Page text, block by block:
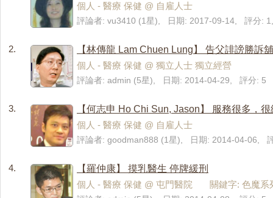
個人 - 醫療 保健 @ 自雇人士
評論者: vu3410 (1星), 日期: 2017-09-14, 評分:
2.
【林傳龍 Lam Chuen Lung】 告父誹謗勝訴
個人 - 醫療 保健 @ 獨立人士 獨立經營
評論者: admin (5星), 日期: 2014-04-29, 評分: 5
3.
【何志申 Ho Chi Sun, Jason】 服務很多，很
個人 - 醫療 保健 @ 自雇人士
評論者: goodman888 (1星), 日期: 2014-04-06,
4.
【羅仲康】 摸乳醫生 停牌緩刑
個人 - 醫療 保健 @ 屯門醫院 關鍵字: 色魔系